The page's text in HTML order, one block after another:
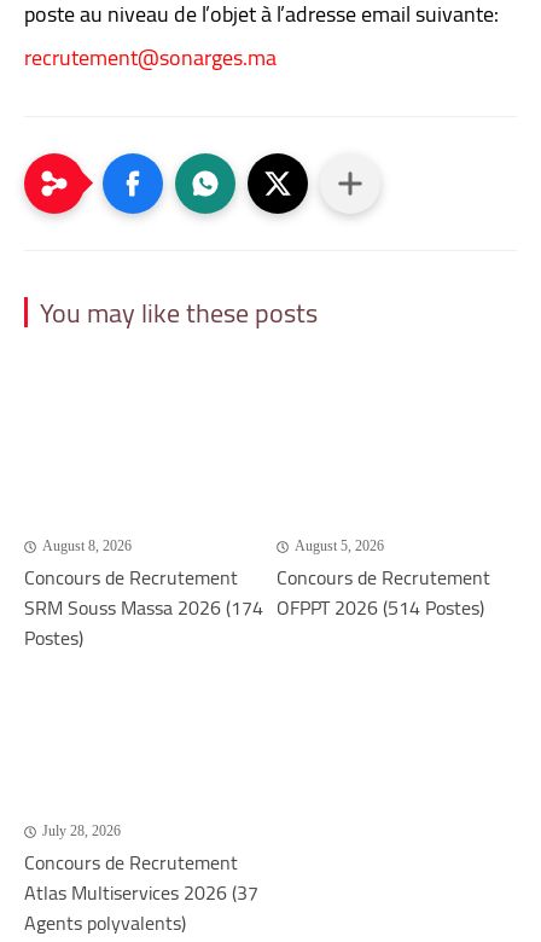
poste au niveau de l’objet à l’adresse email suivante:
recrutement@sonarges.ma
You may like these posts
August 8, 2026
Concours de Recrutement
SRM Souss Massa 2026 (174
Postes)
August 5, 2026
Concours de Recrutement
OFPPT 2026 (514 Postes)
July 28, 2026
Concours de Recrutement
Atlas Multiservices 2026 (37
Agents polyvalents)